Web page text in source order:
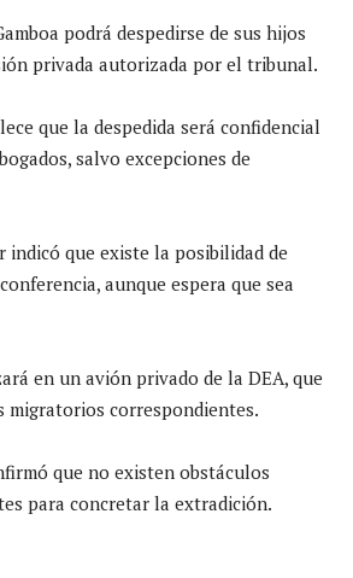
podrá despedirse de sus hijos
privada autorizada por el tribunal.
que la despedida será confidencial
salvo excepciones de
indicó que existe la posibilidad de
aunque espera que sea
en un avión privado de la DEA, que
migratorios correspondientes.
que no existen obstáculos
para concretar la extradición.